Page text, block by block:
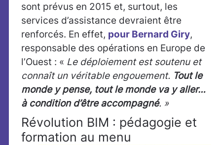
sont prévus en 2015 et, surtout, les
services d’assistance devraient être
renforcés. En effet, pour Bernard Giry,
responsable des opérations en Europe de
l’Ouest : « Le déploiement est soutenu et
connaît un véritable engouement. Tout le
monde y pense, tout le monde va y aller…
à condition d’être accompagné. »
Révolution BIM : pédagogie et
formation au menu